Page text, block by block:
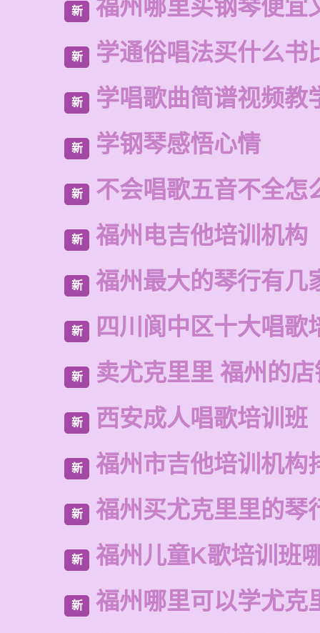
新 福州哪里买钢琴便宜
新 学通俗唱法买什么书
新 学唱歌曲简谱视频教
新 学钢琴感悟心情
新 不会唱歌五音不全怎
新 福州电吉他培训机构
新 福州最大的琴行有几
新 四川阆中区十大唱歌
新 卖尤克里里 福州的店
新 西安成人唱歌培训班
新 福州市吉他培训机构
新 福州买尤克里里的琴
新 福州儿童K歌培训班
新 福州哪里可以学尤克